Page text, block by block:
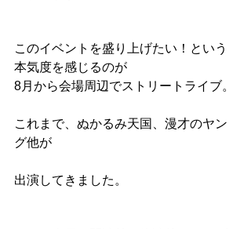
このイベントを盛り上げたい！という
本気度を感じるのが
8月から会場周辺でストリートライブ。
これまで、ぬかるみ天国、漫才のヤン
グ他が
出演してきました。